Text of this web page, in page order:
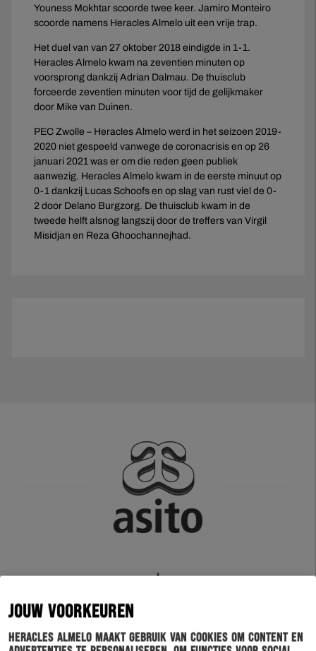
JOUW VOORKEUREN
Heracles Almelo maakt gebruik van cookies om content en
Youness Mokhtar scoorde twee keer. Jamiro Monteiro
scoorde namens Heracles Almelo uit een vrije trap.
Het duel van van 27 oktober 2018 eindigde in 1-1.
Heracles Almelo kwam na zeventien minuten op
voorsprong dankzij Adrian Dalmau. De thuisclub
forceerde zeventien minuten voor tijd de gelijkmaker
door Mike van Duinen.
PEC Zwolle – Heracles Almelo werd in het seizoen 2019-
2020 niet gespeeld vanwege de coronacrisis en op 26
januari 2021 was er om die reden geen publiek
aanwezig. Heracles Almelo kwam in de eerste minuut op
0-1 dankzij Lucas Schoofs en op slag van rust viel de 0-
2 door Delano Burgzorg. De thuisclub kwam in de
tweede helft alsnog langszij door de treffers van Virgil
Misidjan en Reza Ghoochannejhad.